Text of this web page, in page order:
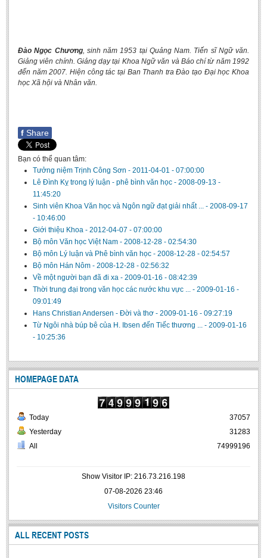
Đào Ngọc Chương, sinh năm 1953 tại Quảng Nam. Tiến sĩ Ngữ văn.
Giảng viên chính. Giảng dạy tại Khoa Ngữ văn và Báo chí từ năm 1992
đến năm 2007. Hiện công tác tại Ban Thanh tra Đào tạo Đại học Khoa
học Xã hội và Nhân văn.
f Share
Bạn có thể quan tâm:
Tưởng niệm Trịnh Công Sơn - 2011-04-01 - 07:00:00
Lê Đình Kỵ trong lý luận - phê bình văn học - 2008-09-13 -
11:45:20
Sinh viên Khoa Văn học và Ngôn ngữ đạt giải nhất ... - 2008-09-17
- 10:46:00
Giới thiệu Khoa - 2012-04-07 - 07:00:00
Bộ môn Văn học Việt Nam - 2008-12-28 - 02:54:30
Bộ môn Lý luận và Phê bình văn học - 2008-12-28 - 02:54:57
Bộ môn Hán Nôm - 2008-12-28 - 02:56:32
Về một người bạn đã đi xa - 2009-01-16 - 08:42:39
Thời trung đại trong văn học các nước khu vực ... - 2009-01-16 -
09:01:49
Hans Christian Andersen - Đời và thơ - 2009-01-16 - 09:27:19
Từ Ngôi nhà búp bê của H. Ibsen đến Tiếc thương ... - 2009-01-16
- 10:25:36
HOMEPAGE DATA
Today
Yesterday
All
37057
31283
74999196
Show Visitor IP: 216.73.216.198
07-08-2026 23:46
Visitors Counter
ALL RECENT POSTS